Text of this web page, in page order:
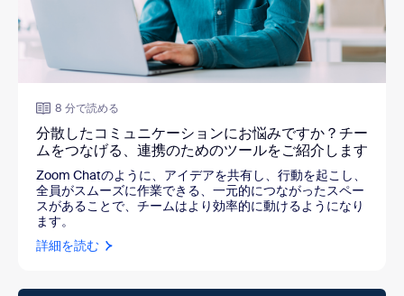
8 分で読める
分散したコミュニケーションにお悩みですか？チー
ムをつなげる、連携のためのツールをご紹介します
Zoom Chatのように、アイデアを共有し、行動を起こし、
全員がスムーズに作業できる、一元的につながったスペー
スがあることで、チームはより効率的に動けるようになり
ます。
詳細を読む